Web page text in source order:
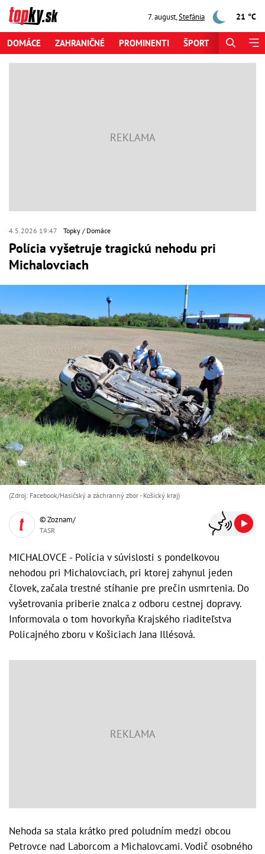
7. august,Štefánia 21 °C
DOMÁCE ZAHRANIČNÉ PROMINENTI ŠPORT
4.5.2026 19:47 Topky Domáce
Polícia vyšetruje tragickú nehodu pri
Michalovciach
(Zdroj: Facebook/Hasičský a záchranný zbor - Košický kraj)
© Zoznam/
TASR
MICHALOVCE - Polícia v súvislosti s pondelkovou
nehodou pri Michalovciach, pri ktorej zahynul jeden
človek, začala trestné stíhanie pre prečin usmrtenia. Do
vyšetrovania priberie znalca z odboru cestnej dopravy.
Informovala o tom hovorkyňa Krajského riaditeľstva
Policajného zboru v Košiciach Jana Illésová.
Nehoda sa stala krátko pred poludním medzi obcou
Petrovce nad Laborcom a Michalovcami. Vodič osobného